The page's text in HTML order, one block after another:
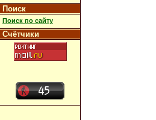
Поиск
Поиск по сайту
Счётчики